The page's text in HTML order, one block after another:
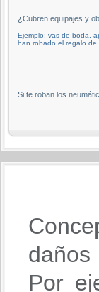
¿Cubren equipajes y
Ejemplo: vas de boda,
han robado el regalo de
Si te roban los
daños
Por